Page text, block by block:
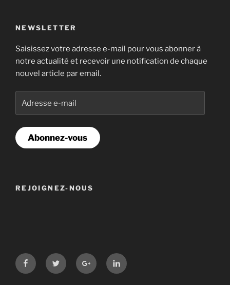
NEWSLETTER
Saisissez votre adresse e-mail pour vous abonner à
notre actualité et recevoir une notification de chaque
nouvel article par email.
e-
Abonnez-vous
REJOIGNEZ-NOUS
FacebookTwitter Google+LinkedIn